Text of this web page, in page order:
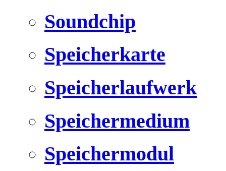
Soundchip
Speicherkarte
Speicherlaufwerk
Speichermedium
Speichermodul